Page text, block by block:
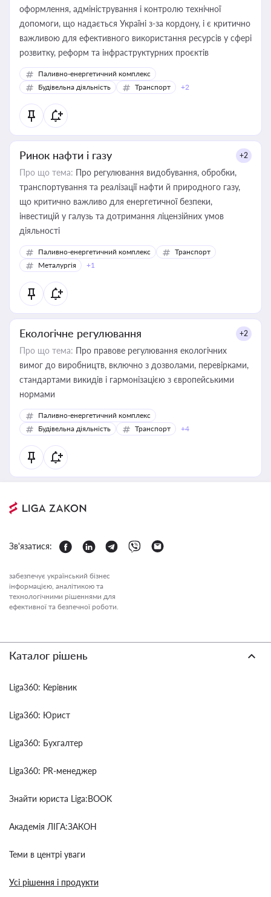
оформлення, адміністрування і контролю технічної
допомоги, що надається Україні з-за кордону, і є критично
важливою для ефективного використання ресурсів у сфері
розвитку, реформ та інфраструктурних проєктів
Паливно-енергетичний комплекс
Будівельна діяльність
Транспорт +2
Ринок нафти і газу +2
Про що тема: Про регулювання видобування, обробки,
транспортування та реалізації нафти й природного газу,
що критично важливо для енергетичної безпеки,
інвестицій у галузь та дотримання ліцензійних умов
діяльності
Паливно-енергетичний комплекс
Транспорт
Металургія
+1
Екологічне регулювання +2
Про що тема: Про правове регулювання екологічних
вимог до виробництв, включно з дозволами, перевірками,
стандартами викидів і гармонізацією з європейськими
нормами
Паливно-енергетичний комплекс
Будівельна діяльність
Транспорт +4
Зв'язатися:
забезпечує український бізнес
інформацією, аналітикою та
технологічними рішеннями для
ефективної та безпечної роботи.
Каталог рішень
Liga360: Керівник
Liga360: Юрист
Liga360: Бухгалтер
Liga360: PR-менеджер
Знайти юриста Liga:BOOK
Академія ЛІГА:ЗАКОН
Теми в центрі уваги
Усі рішення і продукти